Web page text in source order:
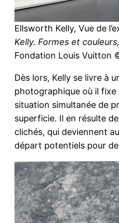
Ellsworth Kelly, Vue de
Kelly. Formes et
Fondation Louis Vuitton
Dès lors, Kelly se livre à
photographique où il
situation simultanée de
superficie. Il en résulte
clichés, qui deviennent
départ potentiels pour